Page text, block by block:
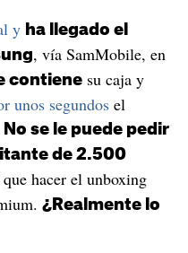
y ha llegado el
, vía SamMobile, en
contienesu caja y
unos segundosel
No se le puede pedir
de 2.500
hacer el unboxing
¿Realmente lo